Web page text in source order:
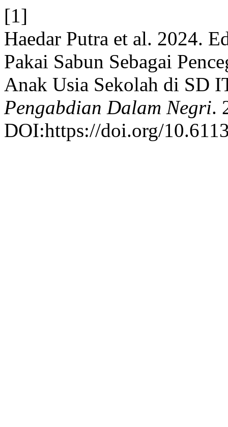
[1]
Haedar Putra et al. 2024.
Pakai Sabun Sebagai
Anak Usia Sekolah di SD
Pengabdian Dalam Negri.
DOI:https://doi.org/